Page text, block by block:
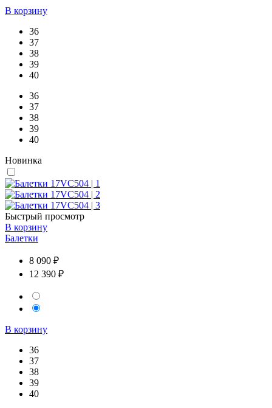
В корзину
36
37
38
39
40
36
37
38
39
40
Новинка
Быстрый просмотр
В корзину
Балетки
8 090 ₽
12 390 ₽
В корзину
36
37
38
39
40